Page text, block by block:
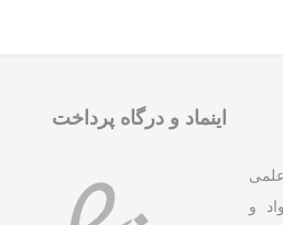
و
اینماد و درگاه پرداخت